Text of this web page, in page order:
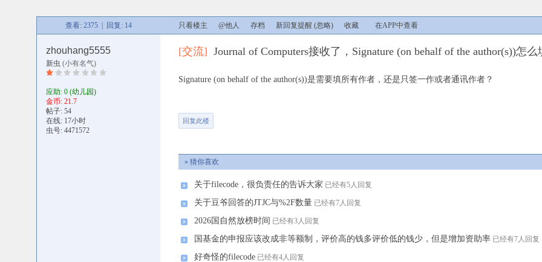
查看: 2375 | 回复: 14 只看楼主 @他人 存档 新回复提醒 (忽略) 收藏 在APP中查看
zhouhang5555
新虫 (小有名气)
应助: 0 (幼儿园)
金币: 21.7
帖子: 54
在线: 17小时
虫号: 4471572
[交流] Journal of Computers接收了，Signature (on behalf of the author(s))怎么
Signature (on behalf of the author(s))是需要填所有作者，还是只签一作或者通讯作者？
回复此楼
» 猜你喜欢
关于filecode，很负责任的告诉大家 已经有5人回复
关于豆爷回答的JTJC与%2F数量 已经有7人回复
2026国自然放榜时间 已经有3人回复
国基金的申报应该改成非等额制，评价高的钱多评价低的钱少，但是增加资助率 已经有7人回复
好奇怪的filecode 已经有4人回复